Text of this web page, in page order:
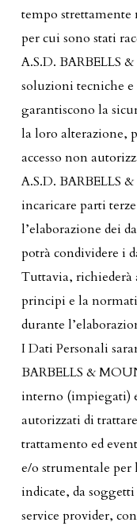
tempo strettamente
per cui sono stati
A.S.D. BARBELLS
soluzioni tecniche e
garantiscono la
la loro alterazione,
accesso non
A.S.D. BARBELLS
incaricare parti
l’elaborazione dei
potrà condividere i
Tuttavia, richiederà
principi e la
durante
I Dati Personali
BARBELLS &
interno (impiegati)
autorizzati di
trattamento ed
e/o strumentale per
indicate, da
service provider,